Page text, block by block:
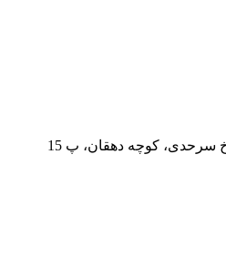
خ سرحدی، کوچه دهقان، پ 15